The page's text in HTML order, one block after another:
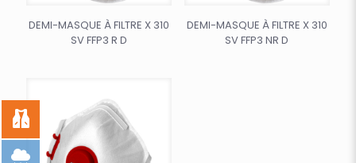
DEMI-MASQUE À FILTRE X 310
SV FFP3 R D
DEMI-MASQUE À FILTRE X 310
SV FFP3 NR D